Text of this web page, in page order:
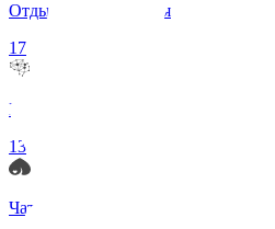
Отдых и Развлечения
17
Нейросети и ИИ
13
Чаты по интересам